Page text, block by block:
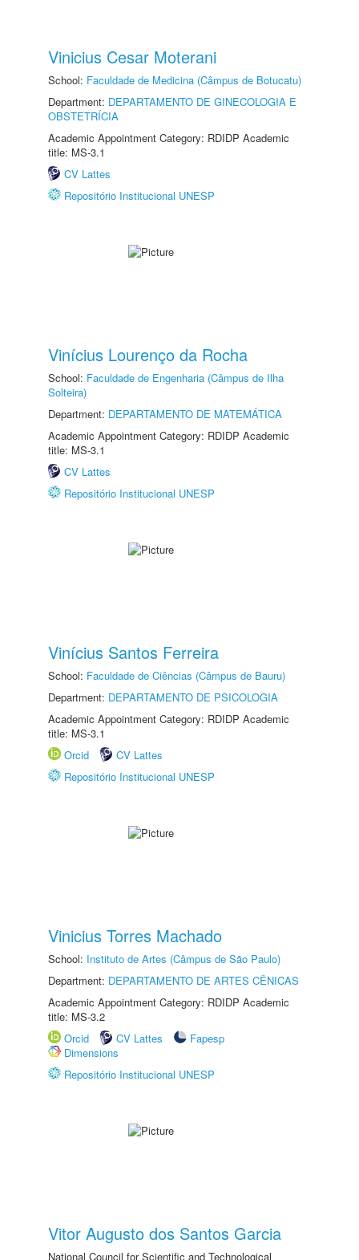
Vinicius Cesar Moterani
School: Faculdade de Medicina (Câmpus de Botucatu)
Department: DEPARTAMENTO DE GINECOLOGIA E
OBSTETRÍCIA
Academic Appointment Category: RDIDP Academic
title: MS-3.1
CV Lattes
Repositório Institucional UNESP
Vinícius Lourenço da Rocha
School: Faculdade de Engenharia (Câmpus de Ilha
Solteira)
Department: DEPARTAMENTO DE MATEMÁTICA
Academic Appointment Category: RDIDP Academic
title: MS-3.1
CV Lattes
Repositório Institucional UNESP
Vinícius Santos Ferreira
School: Faculdade de Ciências (Câmpus de Bauru)
Department: DEPARTAMENTO DE PSICOLOGIA
Academic Appointment Category: RDIDP Academic
title: MS-3.1
Orcid
CV Lattes
Repositório Institucional UNESP
Vinicius Torres Machado
School: Instituto de Artes (Câmpus de São Paulo)
Department: DEPARTAMENTO DE ARTES CÊNICAS
Academic Appointment Category: RDIDP Academic
title: MS-3.2
Orcid
CV Lattes
Fapesp
Dimensions
Repositório Institucional UNESP
Vitor Augusto dos Santos Garcia
National Council for Scientific and Technological